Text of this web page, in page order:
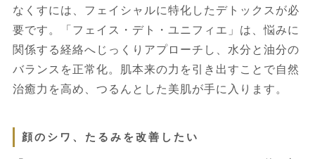
なくすには、フェイシャルに特化したデトックスが必
要です。「フェイス・デト・ユニフィエ」は、悩みに
関係する経絡へじっくりアプローチし、水分と油分の
バランスを正常化。肌本来の力を引き出すことで自然
治癒力を高め、つるんとした美肌が手に入ります。
顔のシワ、たるみを改善したい